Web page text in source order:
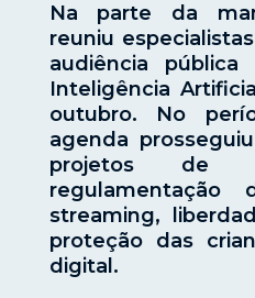
Na parte da
reuniu
audiência
Inteligência
outubro. No
agenda
projetos
regulamentação
streaming,
proteção das
digital.